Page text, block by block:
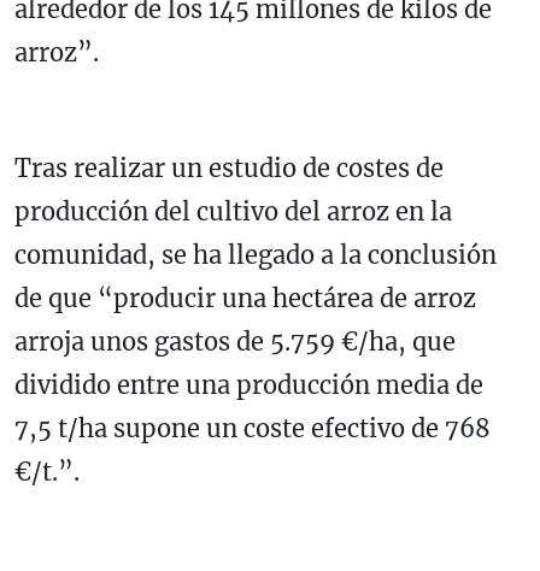
alrededor de los 145 millones de kilos de
arroz”.
Tras realizar un estudio de costes de
producción del cultivo del arroz en la
comunidad, se ha llegado a la conclusión
de que “producir una hectárea de arroz
arroja unos gastos de 5.759 €/ha, que
dividido entre una producción media de
7,5 t/ha supone un coste efectivo de 768
€/t.”.